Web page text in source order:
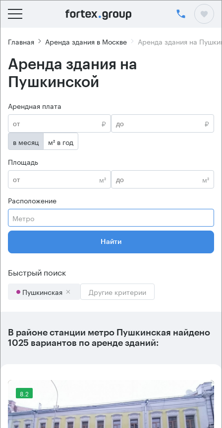
Главная Аренда здания в Москве Аренда здания на
Аренда здания на
Пушкинской
Арендная плата
₽
₽
в месяц
м² в год
Площадь
м²
м²
Расположение
Метро
Найти
Быстрый поиск
Пушкинская Другие критерии
В районе станции метро Пушкинская найдено
1025 вариантов по аренде зданий:
8.2